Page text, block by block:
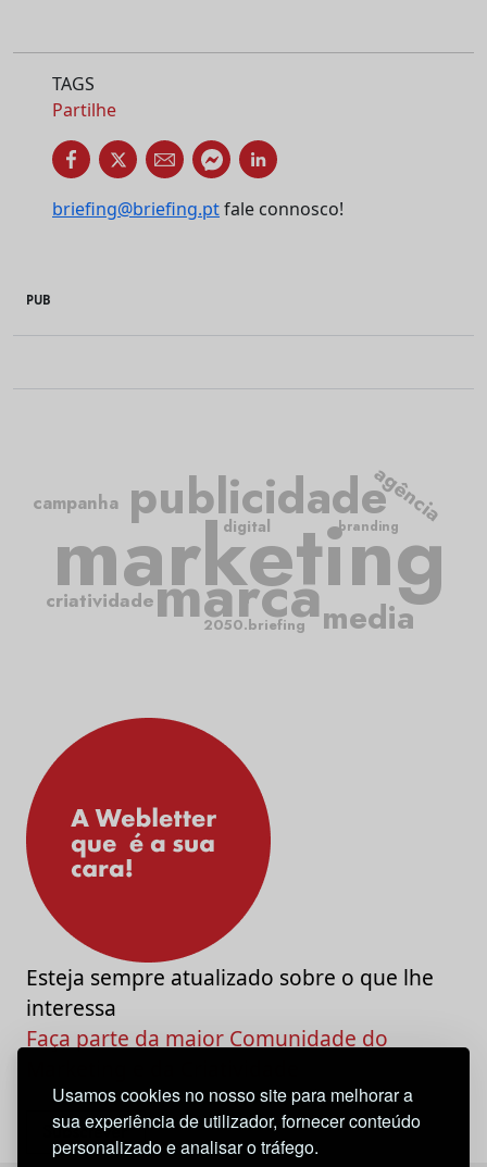
Usamos cookies no nosso site para melhorar a
sua experiência de utilizador, fornecer conteúdo
personalizado e analisar o tráfego.
TAGS
Partilhe
briefing@briefing.ptfale connosco!
PUB
marketing
publicidade
marca
criatividade
campanha
media
agência
digital
2050.briefing
branding
Esteja sempre atualizado sobre o que lhe
interessa
Faça parte da maior Comunidade do